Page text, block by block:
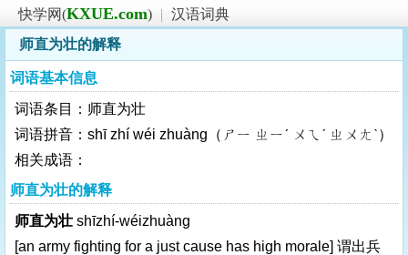
快学网(KXUE.com) | 汉语词典
师直为壮的解释
词语基本信息
词语条目：师直为壮
词语拼音：shī zhí wéi zhuàng（ㄕㄧ ㄓㄧˊ ㄨㄟˊ ㄓㄨㄤˋ）
相关成语：
师直为壮的解释
师直为壮 shīzhí-wéizhuàng
[an army fighting for a just cause has high morale] 谓出兵